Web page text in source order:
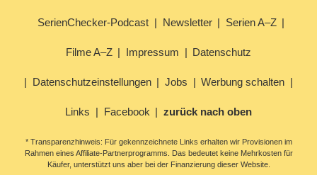
SerienChecker-Podcast Newsletter Serien A–Z
Filme A–Z Impressum Datenschutz
Datenschutzeinstellungen Jobs Werbung schalten
Links Facebook zurück nach oben
* Transparenzhinweis: Für gekennzeichnete Links erhalten wir Provisionen im
Rahmen eines Affiliate-Partnerprogramms. Das bedeutet keine Mehrkosten für
Käufer, unterstützt uns aber bei der Finanzierung dieser Website.